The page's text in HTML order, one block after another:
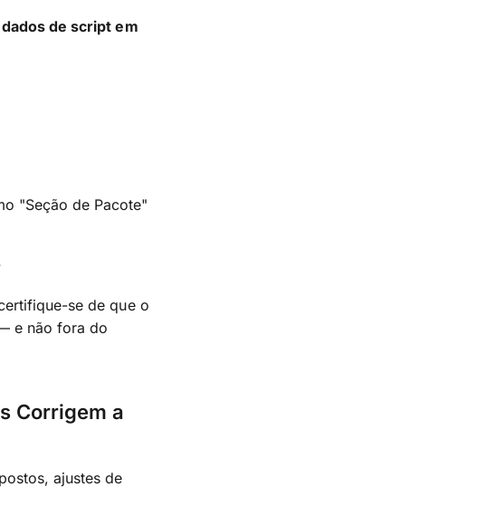
dados de script em
"Seção de Pacote"
se de que o
e não fora do
Corrigem a
ajustes de